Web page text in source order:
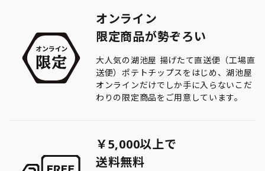
オンライン
限定商品が勢ぞろい
大人気の湖池屋 揚げたて直送便（工場直
送便）ポテトチップスをはじめ、湖池屋
オンラインだけでしか手に入らないこだ
わりの限定商品をご用意しています。
￥5,000以上で
送料無料